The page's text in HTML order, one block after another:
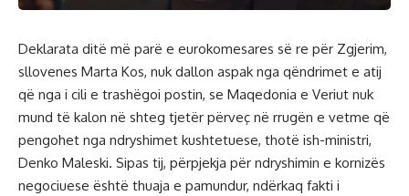
Deklarata ditë më parë e eurokomesares së re për Zgjerim,
sllovenes Marta Kos, nuk dallon aspak nga qëndrimet e atij
që nga i cili e trashëgoi postin, se Maqedonia e Veriut nuk
mund të kalon në shteg tjetër përveç në rrugën e vetme që
pengohet nga ndryshimet kushtetuese, thotë ish-ministri,
Denko Maleski. Sipas tij, përpjekja për ndryshimin e kornizës
negociuese është thuaja e pamundur, ndërkaq fakti i